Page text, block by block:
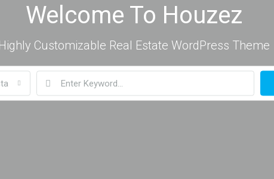
Welcome To Houzez
Highly Customizable Real Estate WordPress Theme